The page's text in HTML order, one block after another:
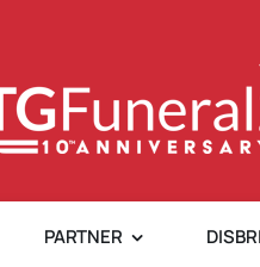
PARTNER